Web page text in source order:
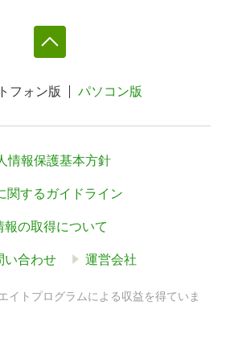
フォン版 パソコン版
情報保護基本方針
関するガイドライン
の取得について
い合わせ 運営会社
イトプログラムによる収益を得ていま